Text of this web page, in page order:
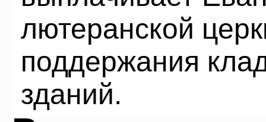
лютеранской
поддержания
зданий.